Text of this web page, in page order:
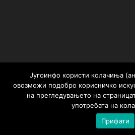
Сите написи се користат само за
нивно користење и реемитување се
со основачот на порталот.
Југоинфо користи колачиња
овозможи подобро корисничко
на прегледувањето на
употребата на
Прифати